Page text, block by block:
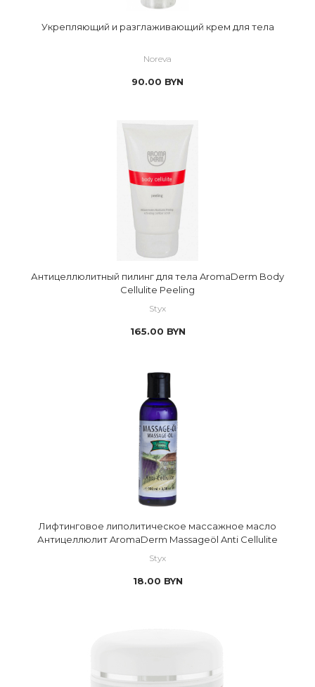
Укрепляющий и разглаживающий крем для тела
Noreva
90.00 BYN
Антицеллюлитный пилинг для тела AromaDerm Body
Cellulite Peeling
Styx
165.00 BYN
Лифтинговое липолитическое массажное масло
Антицеллюлит AromaDerm Massageöl Anti Cellulite
Styx
18.00 BYN